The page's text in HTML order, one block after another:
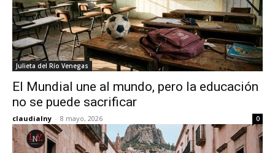
Julieta del Río Venegas
El Mundial une al mundo, pero la educación
no se puede sacrificar
claudialny - 8 mayo, 2026 0